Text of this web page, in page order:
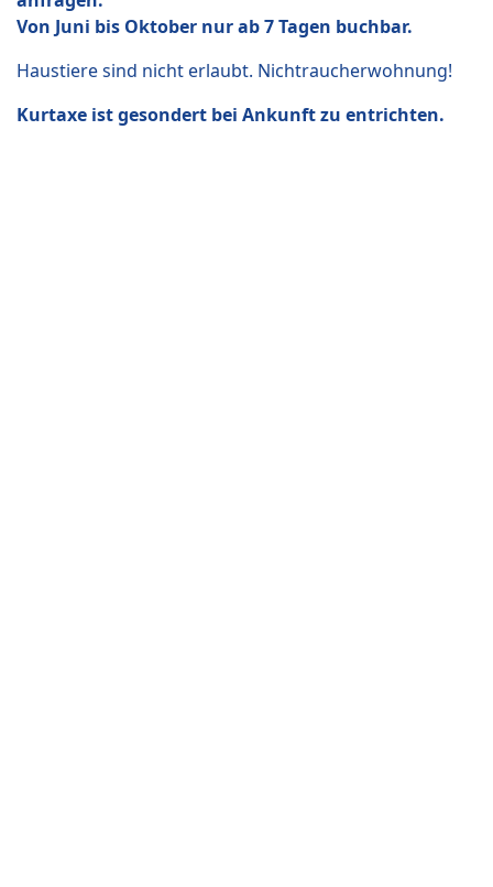
Von Juni bis Oktober nur ab 7 Tagen buchbar.
Haustiere sind nicht erlaubt. Nichtraucherwohnung!
Kurtaxe ist gesondert bei Ankunft zu entrichten.